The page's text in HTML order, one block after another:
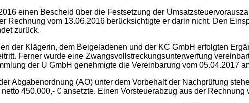
einen Bescheid über die Festsetzung der
Rechnung vom 13.06.2016 berücksichtigte er darin nicht. Den
zurück.
der Klägerin, dem Beigeladenen und der KC GmbH erfolgten
Ferner wurde eine Zwangsvollstreckungsunterwerfung
der U GmbH genehmigte die Vereinbarung vom 05.04.2017
Abgabenordnung (AO) unter dem Vorbehalt der Nachprüfung
450.000,- € ansetzte. Einen Vorsteuerabzug aus der